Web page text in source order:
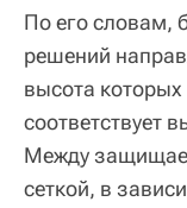
По его словам,
решений
высота
соответствует
Между
сеткой, в